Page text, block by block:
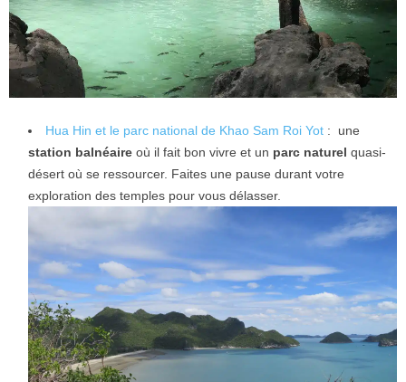
Hua Hin et le parc national de Khao Sam Roi Yot : une
station balnéaire où il fait bon vivre et un parc naturel quasi-
désert où se ressourcer. Faites une pause durant votre
exploration des temples pour vous délasser.